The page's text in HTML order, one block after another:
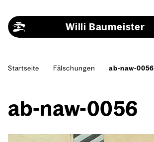
Willi Baumeister
Start­sei­te Fäl­schun­gen ab-naw-0056
ab-naw-0056